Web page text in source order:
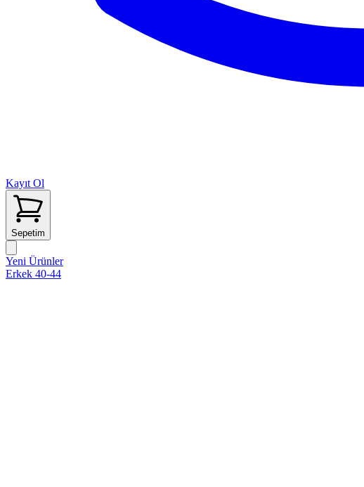
Kayıt Ol
Sepetim
Yeni Ürünler
Erkek 40-44